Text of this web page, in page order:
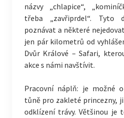
názvy „chlapice“,
třeba „zavřiprdel“. Tyto
poznávat a některé
jen pár kilometrů od
Dvůr Králové – Safari,
akce s námi navštívit.
Pracovní náplň: je možné
tůně pro zakleté princezny,
odklízení trávy. Většinou je